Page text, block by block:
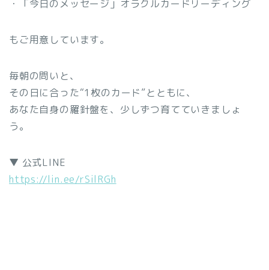
・「今日のメッセージ」オラクルカードリーディング
もご用意しています。
毎朝の問いと、
その日に合った“1枚のカード”とともに、
あなた自身の羅針盤を、少しずつ育てていきましょ
う。
▼ 公式LINE
https://lin.ee/rSilRGh